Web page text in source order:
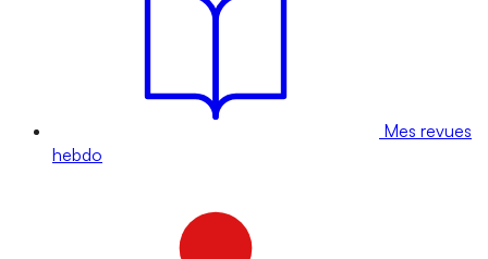
Mes revues
hebdo